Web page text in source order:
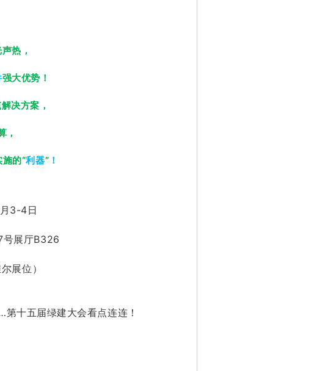
热，
强大优势！
决方案，
，
的“利器” ！
3-4日
号展厅B326
位）